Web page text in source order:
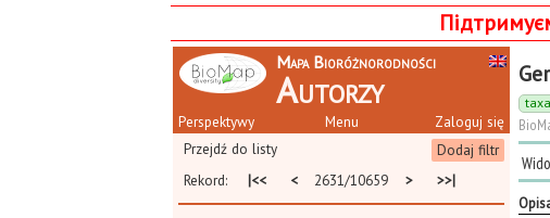
Mapa Bioróżnorodności
Autorzy
Perspektywy Zaloguj się
Menu
Dodaj filtr
Przejdź do listy
Rekord:
|<< < 2631/10659 > >>|
taxa